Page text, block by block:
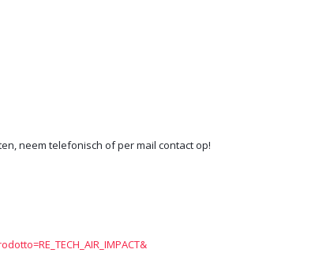
neem telefonisch of per mail contact op!